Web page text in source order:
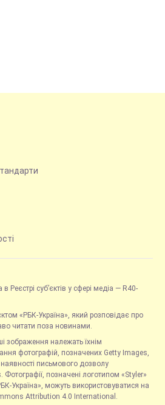
Реєстрі суб’єктів у сфері медіа — R40-
«РБК-Україна», який розповідає про
читати поза новинами.
зображення належать їхнім
фотографій, позначених Getty Images,
письмового дозволу
Фотографії, позначені логотипом «Styler»
Україна», можуть використовуватися на
Attribution 4.0 International.